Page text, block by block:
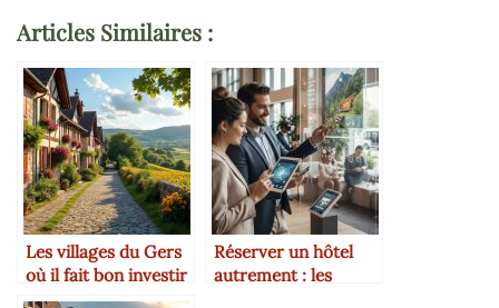
Articles Similaires :
Les villages du Gers
où il fait bon investir
Réserver un hôtel
autrement : les